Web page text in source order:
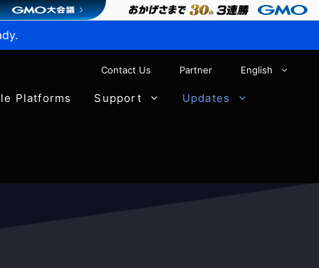
Contact Us Partner English
Platforms Support Updates